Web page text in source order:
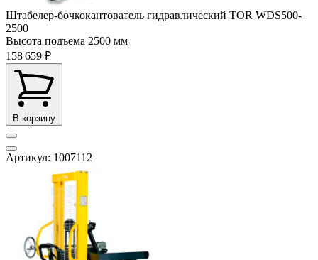
Штабелер-бочкокантователь гидравлический TOR WDS500-
2500
Высота подъема 2500 мм
158 659 ₽
В корзину
Артикул: 1007112